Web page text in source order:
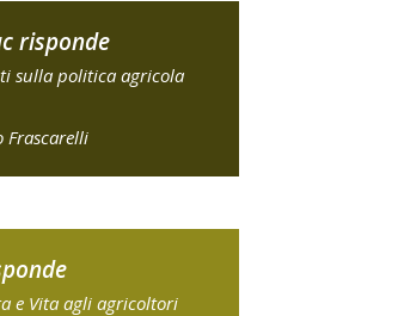
risponde
sulla politica agricola
Frascarelli
e Vita agli agricoltori